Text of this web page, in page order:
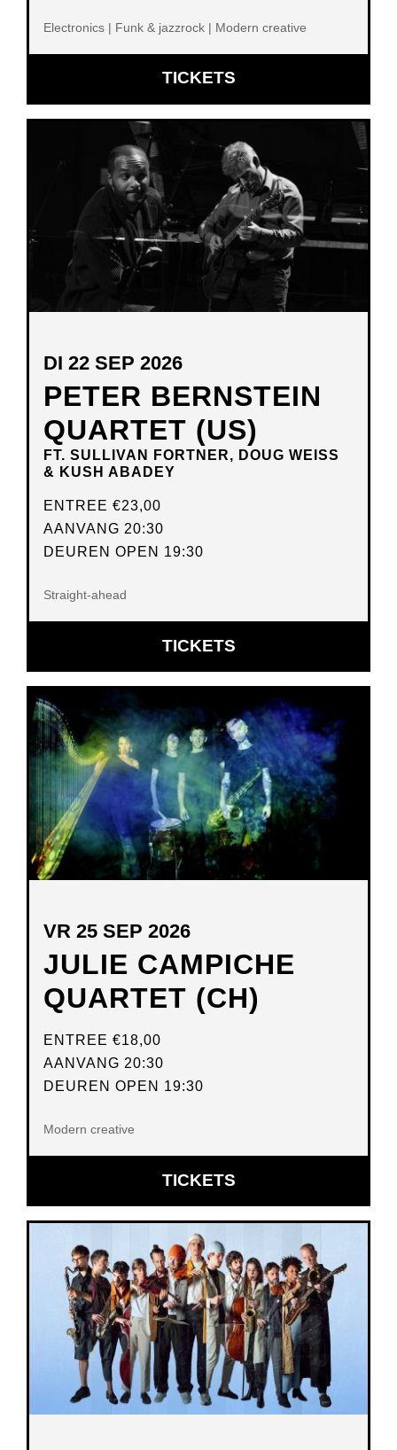
Electronics | Funk & jazzrock | Modern creative
TICKETSOPENT
IN
VENSTER
PETER BERNSTEIN
QUARTET (US)
FT. SULLIVAN FORTNER, DOUG WEISS
& KUSH ABADEY
DI 22 SEP 2026
ENTREE €23,00
AANVANG 20:30
DEUREN OPEN 19:30
Straight-ahead
TICKETSOPENT
IN
NIEUW
VENSTER
JULIE CAMPICHE
QUARTET (CH)
VR 25 SEP 2026
ENTREE €18,00
AANVANG 20:30
DEUREN OPEN 19:30
Modern creative
TICKETSOPENT
IN
VENSTER